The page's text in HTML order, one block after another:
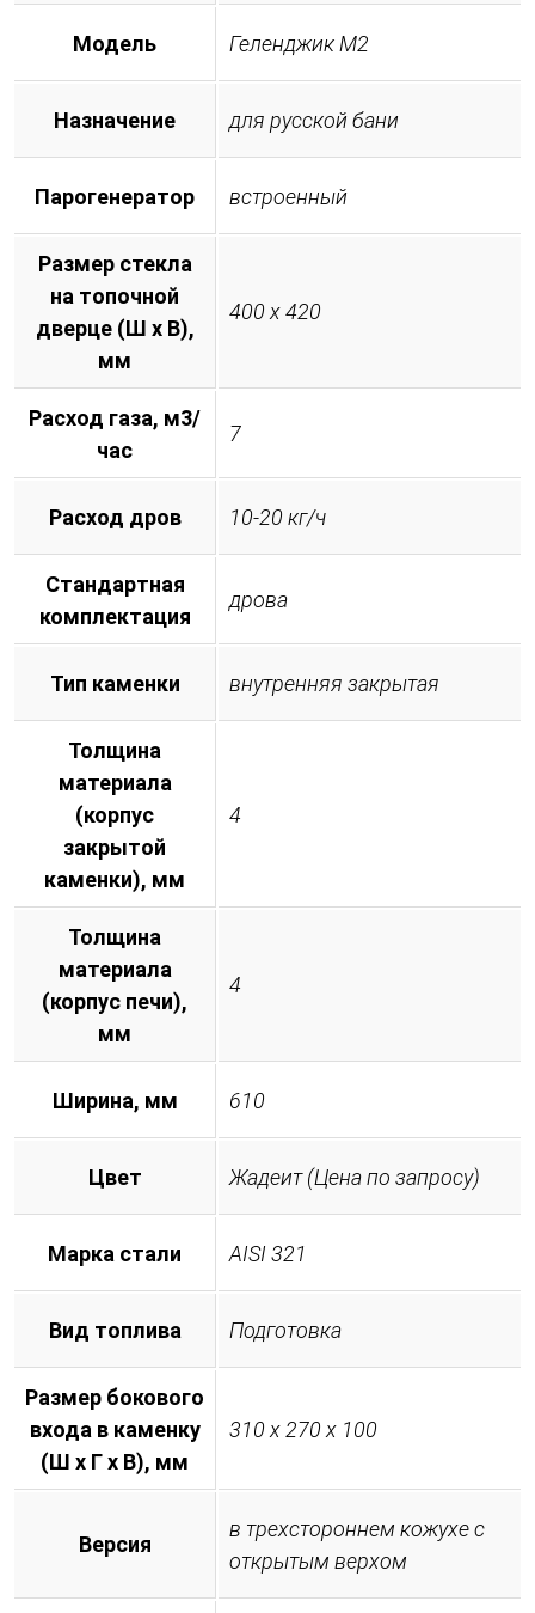
Модель Геленджик М2
Назначение для русской бани
Парогенератор встроенный
Размер стекла
на топочной
дверце (Ш х В),
мм
400 х 420
Расход газа, м3/
час
7
Расход дров 10-20 кг/ч
Стандартная
комплектация
дрова
Тип каменки внутренняя закрытая
Толщина
материала
(корпус
закрытой
каменки), мм
4
Толщина
материала
(корпус печи),
мм
4
Ширина, мм 610
Цвет Жадеит (Цена по запросу)
Марка стали AISI 321
Вид топлива Подготовка
Размер бокового
входа в каменку
(Ш х Г х В), мм
310 х 270 х 100
Версия
в трехстороннем кожухе с
открытым верхом